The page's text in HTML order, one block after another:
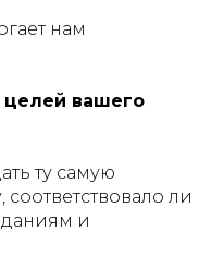
нам
вашего
ту самую
ли
и